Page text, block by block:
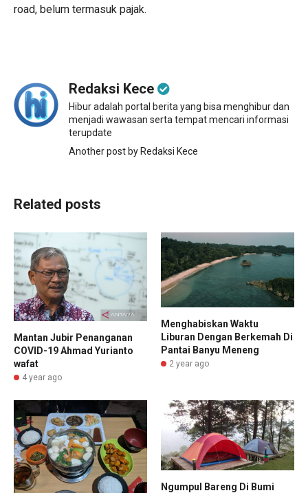
road, belum termasuk pajak.
Redaksi Kece
Hibur adalah portal berita yang bisa menghibur dan
menjadi wawasan serta tempat mencari informasi
terupdate
Another post by Redaksi Kece
Related posts
Mantan Jubir Penanganan
COVID-19 Ahmad Yurianto
wafat
4 year ago
Menghabiskan Waktu
Liburan Dengan Berkemah Di
Pantai Banyu Meneng
2 year ago
Ngumpul Bareng Di Bumi